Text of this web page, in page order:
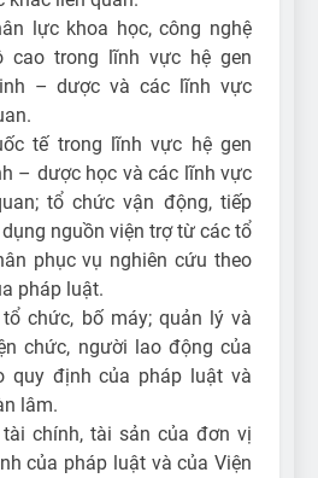
lực khoa học, công nghệ
cao trong lĩnh vực hệ gen
– dược và các lĩnh vực
tế trong lĩnh vực hệ gen
– dược học và các lĩnh vực
tổ chức vận động, tiếp
nguồn viện trợ từ các tổ
phục vụ nghiên cứu theo
pháp luật.
chức, bố máy; quản lý và
chức, người lao động của
quy định của pháp luật và
lâm.
chính, tài sản của đơn vị
của pháp luật và của Viện